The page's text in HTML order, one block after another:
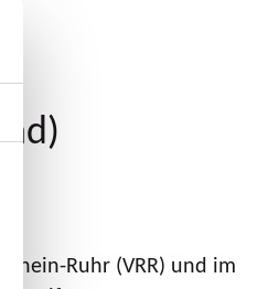
Ruhr (VRR) und im